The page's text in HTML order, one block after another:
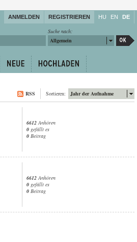
ANMELDEN REGISTRIEREN HU EN DE
Suche nach:
Allgemein
Jahr der Aufnahme
Sortieren:
RSS
6612Anhören
0 gefällt es
0 Beitrag
6612Anhören
0 gefällt es
0 Beitrag